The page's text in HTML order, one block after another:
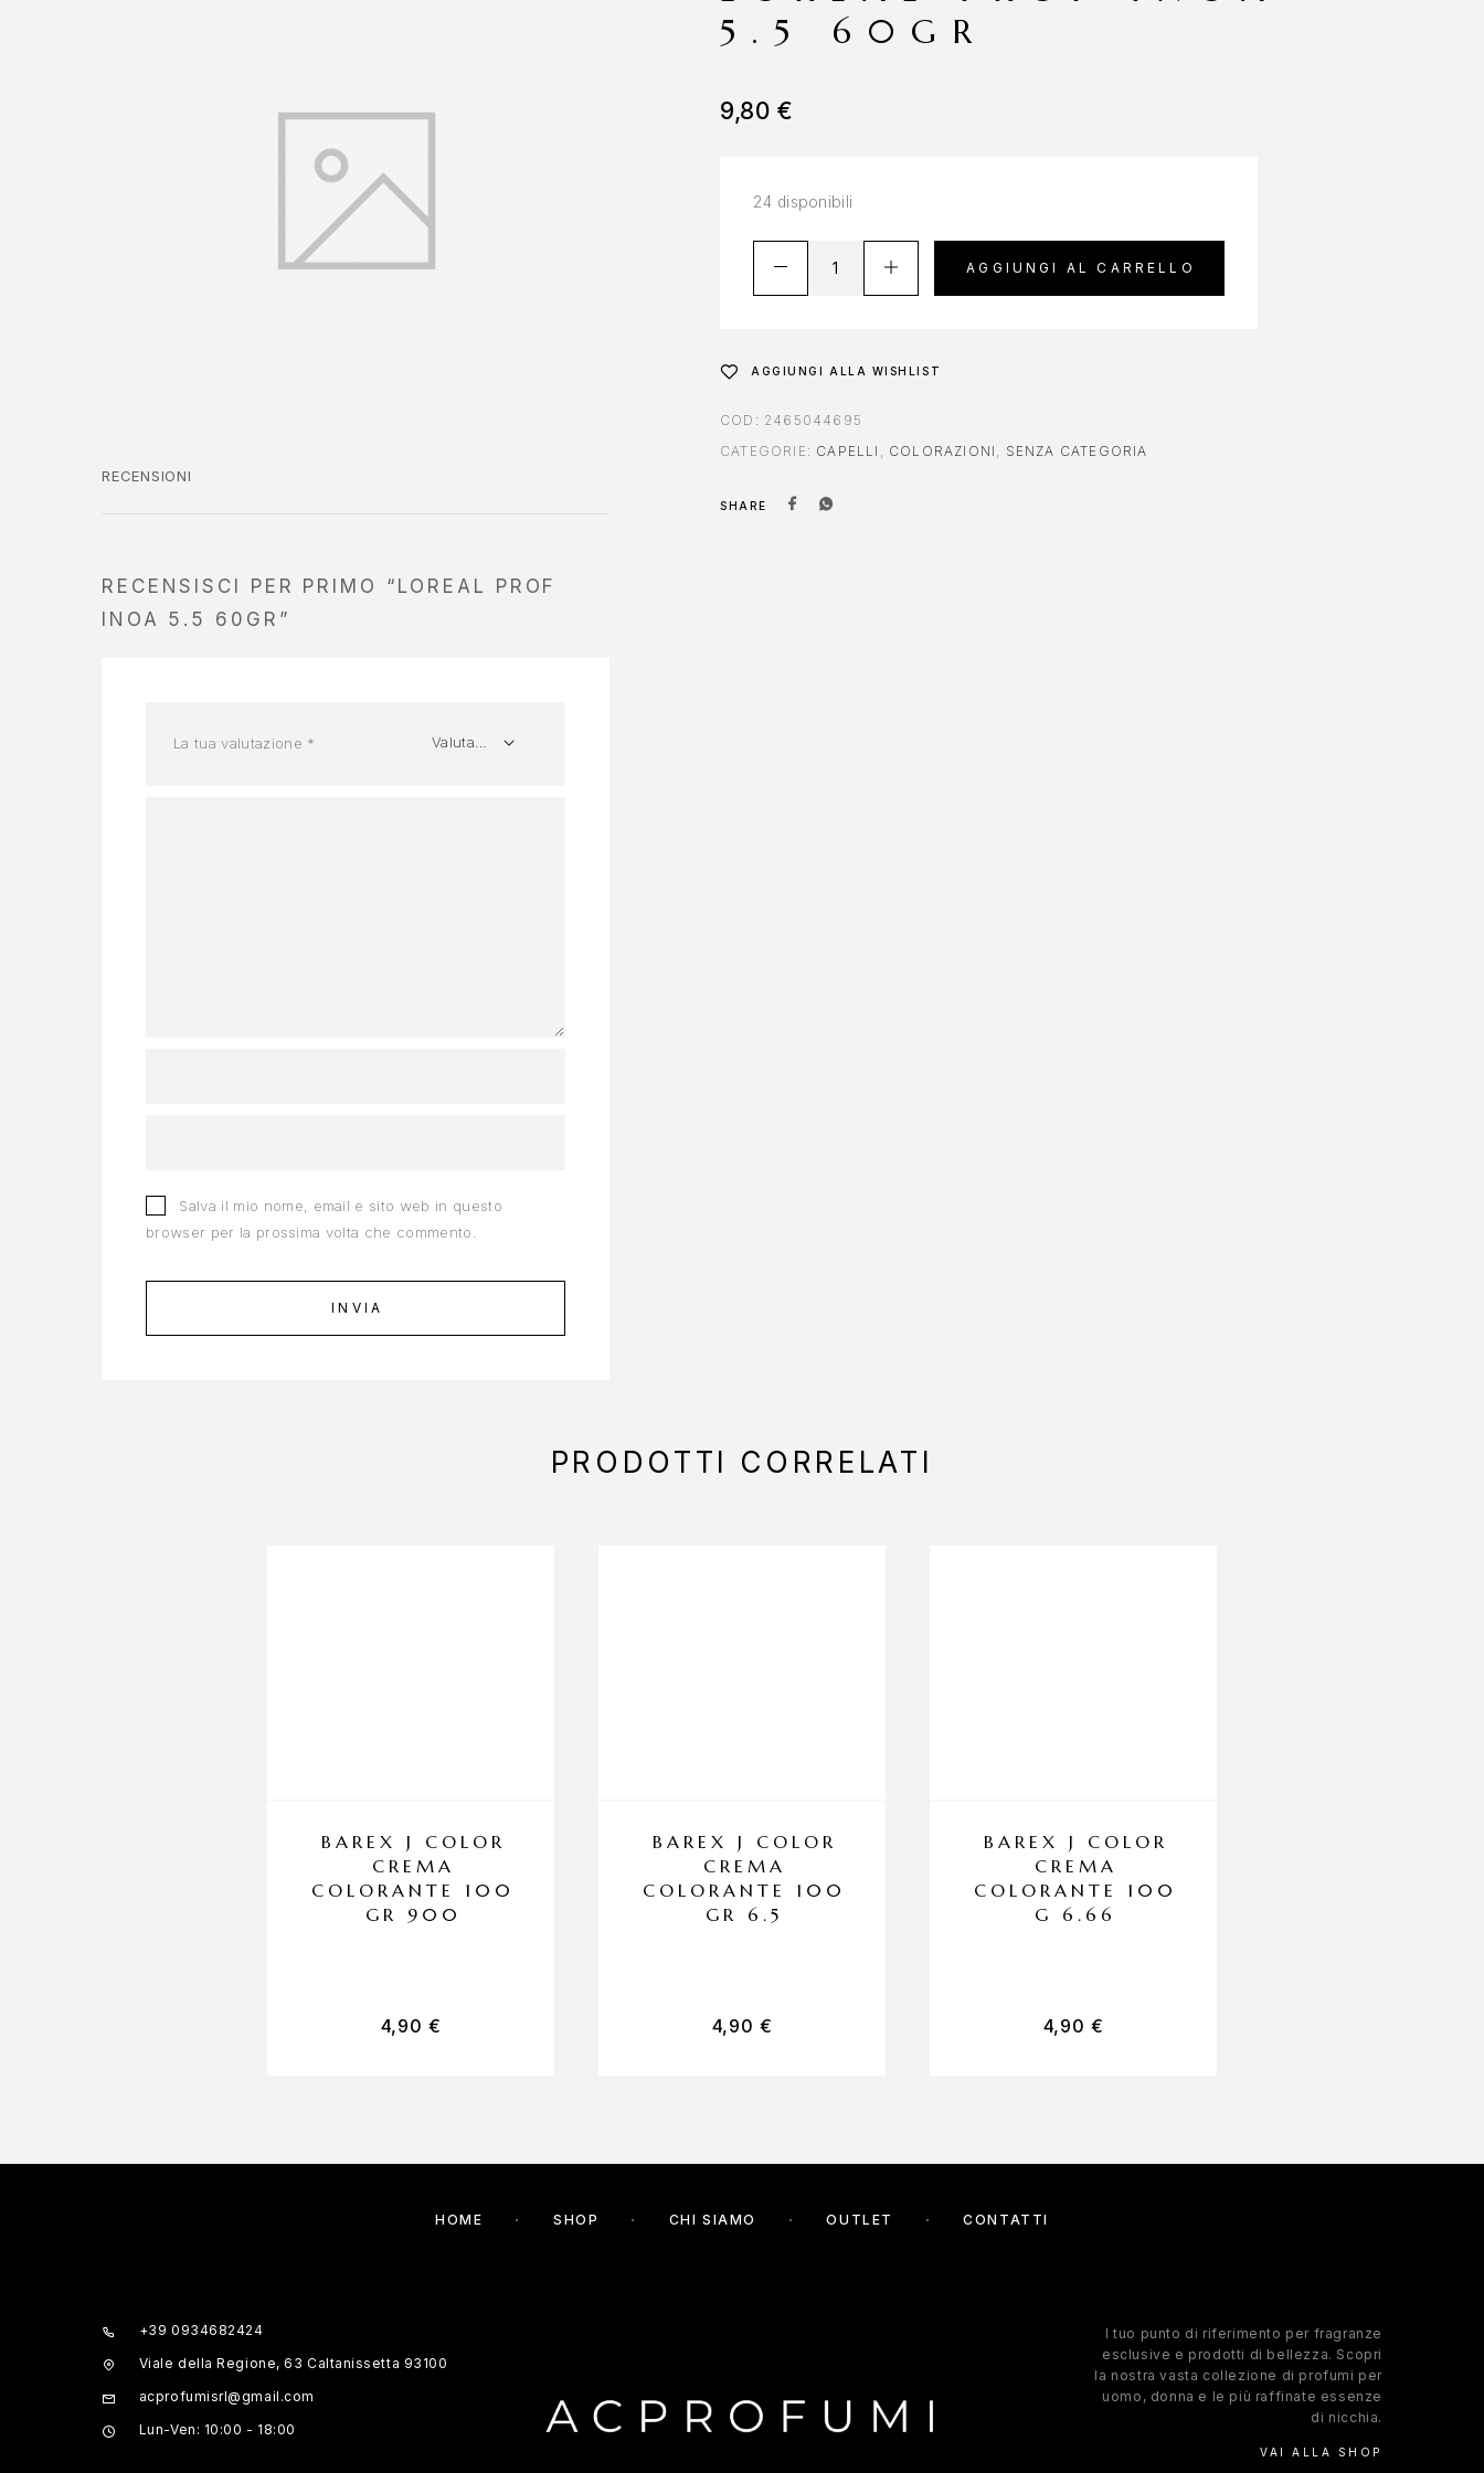
RECENSIONI
RECENSISCI PER PRIMO “LOREAL PROF
INOA 5.5 60GR”
La tua valutazione *
Salva il mio nome, email e sito web in questo
browser per la prossima volta che commento.
5.5 60GR
9,80€
24 disponibili
AGGIUNGI AL CARRELLO
AGGIUNGI ALLA WISHLIST
COD: 2465044695
CATEGORIE: CAPELLI , COLORAZIONI , SENZA CATEGORIA
SHARE
PRODOTTI CORRELATI
BAREX J COLOR
CREMA
COLORANTE 100
GR 900
4,90 €
BAREX J COLOR
CREMA
COLORANTE 100
GR 6.5
4,90 €
BAREX J COLOR
CREMA
COLORANTE 100
G 6.66
4,90 €
HOME SHOP CHI SIAMO OUTLET CONTATTI
+39 0934682424
Viale della Regione, 63 Caltanissetta 93100
acprofumisrl@gmail.com
Lun-Ven: 10:00 - 18:00
l tuo punto di riferimento per fragranze
esclusive e prodotti di bellezza. Scopri
la nostra vasta collezione di profumi per
uomo, donna e le più raffinate essenze
di nicchia.
VAI ALLA SHOP